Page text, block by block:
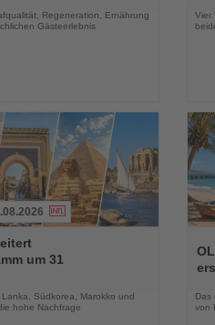
Regeneration, Ernährung
Gästeerlebnis
Vier
um 31
Südkorea, Marokko und
hohe Nachfrage
Sie
die
Das
von